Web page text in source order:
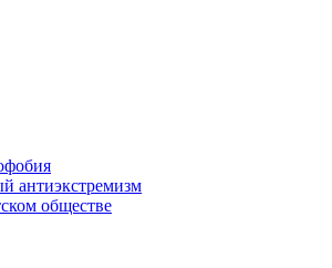
антиэкстремизм
обществе